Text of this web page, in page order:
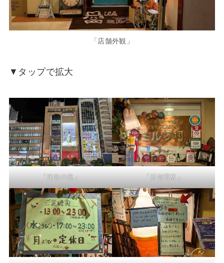
「店舗外観」
▼タップで拡大
「建物外観」 「店舗看板」